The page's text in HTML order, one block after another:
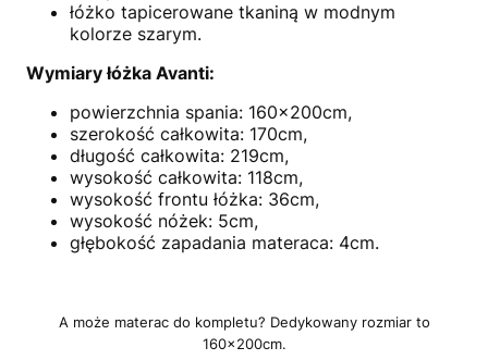
łóżko tapicerowane tkaniną w modnym
kolorze szarym.
Wymiary łóżka Avanti:
powierzchnia spania: 160x200cm,
szerokość całkowita: 170cm,
długość całkowita: 219cm,
wysokość całkowita: 118cm,
wysokość frontu łóżka: 36cm,
wysokość nóżek: 5cm,
głębokość zapadania materaca: 4cm.
A może materac do kompletu? Dedykowany rozmiar to
160x200cm.